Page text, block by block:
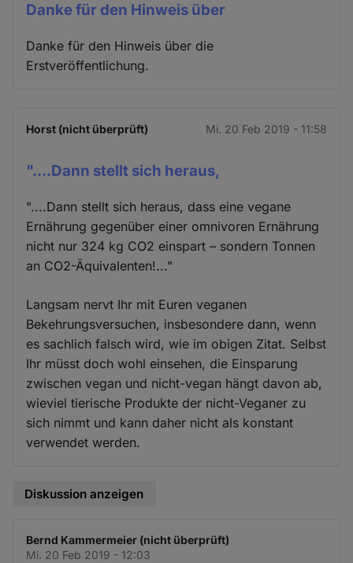
Danke für den Hinweis über
Danke für den Hinweis über die
Erstveröffentlichung.
Horst (nicht überprüft) Mi. 20 Feb 2019 - 11:58
"....Dann stellt sich heraus,
"....Dann stellt sich heraus, dass eine vegane
Ernährung gegenüber einer omnivoren Ernährung
nicht nur 324 kg CO2 einspart – sondern Tonnen
an CO2-Äquivalenten!..."
Langsam nervt Ihr mit Euren veganen
Bekehrungsversuchen, insbesondere dann, wenn
es sachlich falsch wird, wie im obigen Zitat. Selbst
Ihr müsst doch wohl einsehen, die Einsparung
zwischen vegan und nicht-vegan hängt davon ab,
wieviel tierische Produkte der nicht-Veganer zu
sich nimmt und kann daher nicht als konstant
verwendet werden.
Diskussion anzeigen
Bernd Kammermeier (nicht überprüft)
Mi. 20 Feb 2019 - 12:03